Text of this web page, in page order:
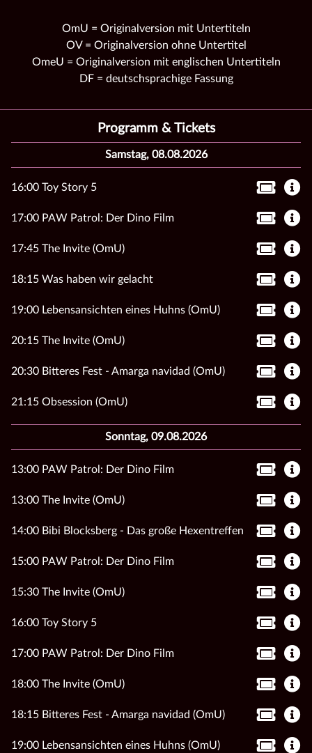
OmU = Originalversion mit Untertiteln
OV = Originalversion ohne Untertitel
OmeU = Originalversion mit englischen Untertiteln
DF = deutschsprachige Fassung
Programm & Tickets
Samstag, 08.08.2026
16:00 Toy Story 5
17:00 PAW Patrol: Der Dino Film
17:45 The Invite (OmU)
18:15 Was haben wir gelacht
19:00 Lebensansichten eines Huhns (OmU)
20:15 The Invite (OmU)
20:30 Bitteres Fest - Amarga navidad (OmU)
21:15 Obsession (OmU)
Sonntag, 09.08.2026
13:00 PAW Patrol: Der Dino Film
13:00 The Invite (OmU)
14:00 Bibi Blocksberg - Das große Hexentreffen
15:00 PAW Patrol: Der Dino Film
15:30 The Invite (OmU)
16:00 Toy Story 5
17:00 PAW Patrol: Der Dino Film
18:00 The Invite (OmU)
18:15 Bitteres Fest - Amarga navidad (OmU)
19:00 Lebensansichten eines Huhns (OmU)